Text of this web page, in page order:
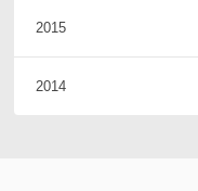
2015
2014